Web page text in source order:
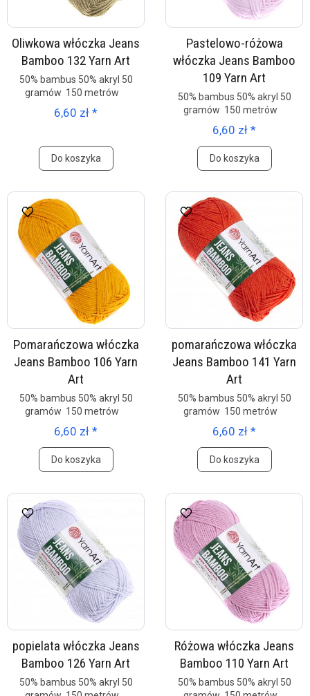
Oliwkowa włóczka Jeans
Bamboo 132 Yarn Art
50% bambus 50% akryl 50
gramów 150 metrów
6,60 zł *
Do koszyka
Pastelowo-różowa
włóczka Jeans Bamboo
109 Yarn Art
50% bambus 50% akryl 50
gramów 150 metrów
6,60 zł *
Do koszyka
Pomarańczowa włóczka
Jeans Bamboo 106 Yarn
Art
50% bambus 50% akryl 50
gramów 150 metrów
6,60 zł *
Do koszyka
pomarańczowa włóczka
Jeans Bamboo 141 Yarn
Art
50% bambus 50% akryl 50
gramów 150 metrów
6,60 zł *
Do koszyka
popielata włóczka Jeans
Bamboo 126 Yarn Art
50% bambus 50% akryl 50
Różowa włóczka Jeans
Bamboo 110 Yarn Art
50% bambus 50% akryl 50